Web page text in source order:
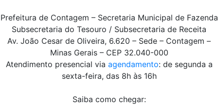
Prefeitura de Contagem – Secretaria Municipal de Fazenda
Subsecretaria do Tesouro / Subsecretaria de Receita
Av. João Cesar de Oliveira, 6.620 – Sede – Contagem –
Minas Gerais – CEP 32.040-000
Atendimento presencial via agendamento: de segunda a
sexta-feira, das 8h às 16h
Saiba como chegar: